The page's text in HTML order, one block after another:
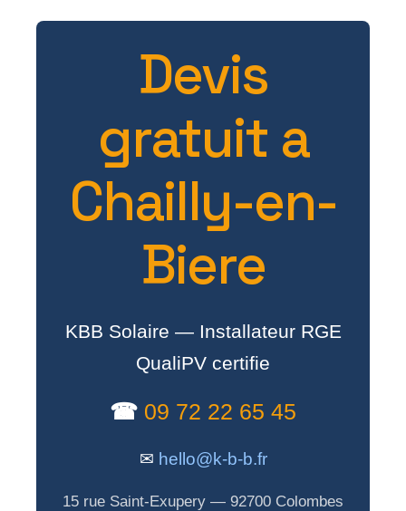
Devis
gratuit a
Chailly-en-
Biere
KBB Solaire — Installateur RGE
QualiPV certifie
☎ 09 72 22 65 45
✉ hello@k-b-b.fr
15 rue Saint-Exupery — 92700 Colombes